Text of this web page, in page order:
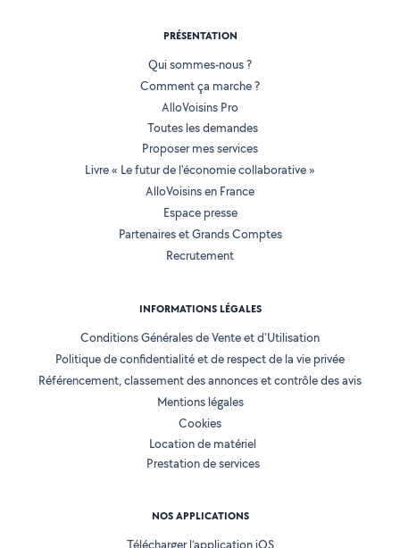
PRÉSENTATION
Qui sommes-nous ?
Comment ça marche ?
AlloVoisins Pro
Toutes les demandes
Proposer mes services
Livre « Le futur de l'économie collaborative »
AlloVoisins en France
Espace presse
Partenaires et Grands Comptes
Recrutement
INFORMATIONS LÉGALES
Conditions Générales de Vente et d'Utilisation
Politique de confidentialité et de respect de la vie privée
Référencement, classement des annonces et contrôle des avis
Mentions légales
Cookies
Location de matériel
Prestation de services
NOS APPLICATIONS
Télécharger l’application iOS